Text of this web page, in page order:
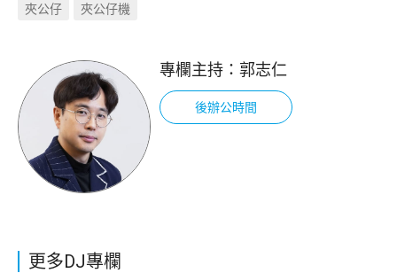
夾公仔 夾公仔機
專欄主持： 郭志仁
後辦公時間
更多DJ專欄